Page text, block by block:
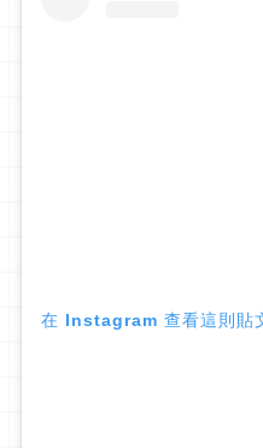
在 Instagram 查看這則貼